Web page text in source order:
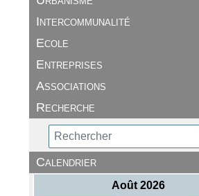
Intercommunalité
Ecole
Entreprises
Associations
Recherche
Calendrier